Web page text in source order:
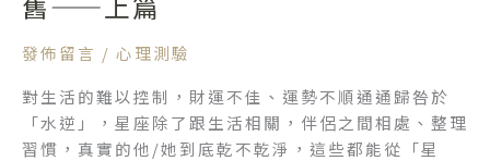
——
下
發佈留言 / 心理測驗
對生活的難以控制，財運不佳、運勢不順通通歸咎於
「水逆」，星座除了跟生活相關，伴侶之間相處、整理
習慣，真實的他/她到底乾不乾淨，這些都能從「星
好
壞
關
～
盤